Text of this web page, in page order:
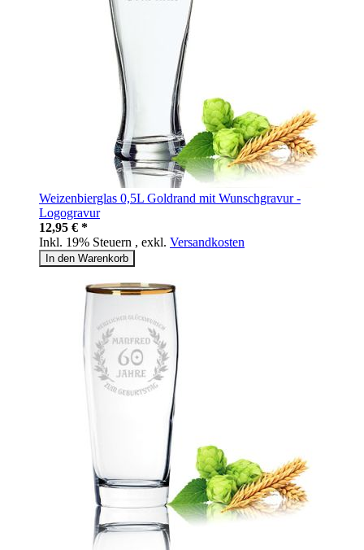
Weizenbierglas 0,5L Goldrand mit Wunschgravur -
Logogravur
12,95 € *
Inkl. 19% Steuern , exkl. Versandkosten
In den Warenkorb